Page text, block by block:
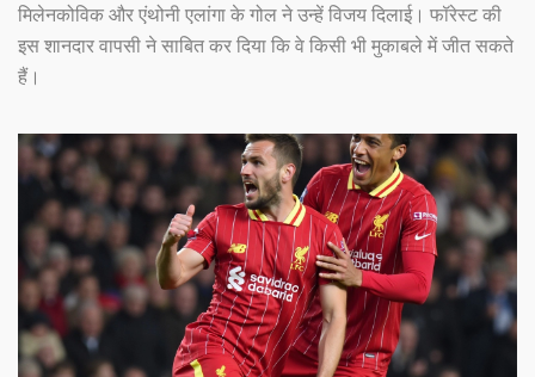
मिलेनकोविक और एंथोनी एलांगा के गोल ने उन्हें विजय दिलाई। फॉरेस्ट की
इस शानदार वापसी ने साबित कर दिया कि वे किसी भी मुकाबले में जीत सकते
हैं।